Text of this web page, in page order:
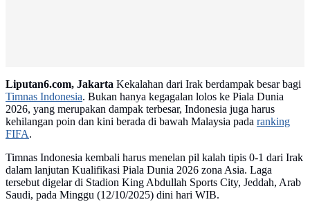
Liputan6.com, Jakarta Kekalahan dari Irak berdampak besar bagi
Timnas Indonesia. Bukan hanya kegagalan lolos ke Piala Dunia
2026, yang merupakan dampak terbesar, Indonesia juga harus
kehilangan poin dan kini berada di bawah Malaysia pada ranking
FIFA.
Timnas Indonesia kembali harus menelan pil kalah tipis 0-1 dari Irak
dalam lanjutan Kualifikasi Piala Dunia 2026 zona Asia. Laga
tersebut digelar di Stadion King Abdullah Sports City, Jeddah, Arab
Saudi, pada Minggu (12/10/2025) dini hari WIB.